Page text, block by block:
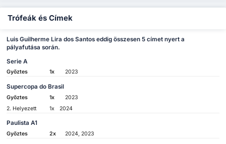
Trófeák és Címek
Luis Guilherme Lira dos Santos eddig összesen 5 címet nyert a
pályafutása során.
Serie A
Győztes 1x 2023
Supercopa do Brasil
Győztes 1x
2023
2. Helyezett
1x 2024
Paulista A1
Győztes 2x 2024, 2023